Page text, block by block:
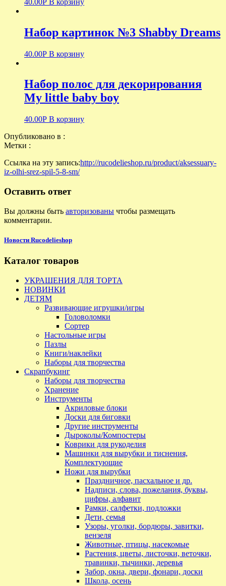
Набор картинок №3 Shabby Dreams
40.00Р В корзину
Набор полос для декорирования
My little baby boy
40.00Р В корзину
Опубликовано в :
Метки :
Ссылка на эту запись:http://rucodelieshop.ru/product/aksessuary-
iz-olhi-srez-spil-5-8-sm/
Оставить ответ
Вы должны быть авторизованы чтобы размещать
комментарии.
Новости Rucodelieshop
Каталог товаров
УКРАШЕНИЯ ДЛЯ ТОРТА
НОВИНКИ
ДЕТЯМ
Развивающие игрушки/игры
Головоломки
Сортер
Настольные игры
Пазлы
Книги/наклейки
Наборы для творчества
Скрапбукинг
Наборы для творчества
Хранение
Инструменты
Акриловые блоки
Доски для биговки
Другие инструменты
Дыроколы/Компостеры
Коврики для рукоделия
Машинки для вырубки и тиснения,
Комплектующие
Ножи для вырубки
Праздничное, пасхальное и др.
Надписи, слова, пожелания, буквы,
цифры, алфавит
Рамки, салфетки, подложки
Дети, семья
Узоры, уголки, бордюры, завитки,
вензеля
Животные, птицы, насекомые
Растения, цветы, листочки, веточки,
травинки, тычинки, деревья
Забор, окна, двери, фонари, доски
Школа, осень